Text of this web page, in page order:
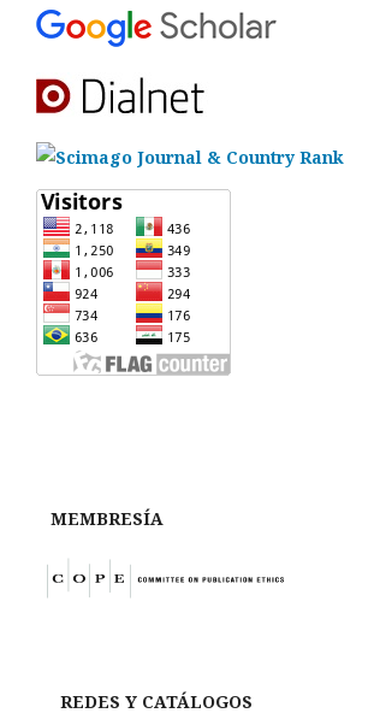
MEMBRESÍA
REDES Y CATÁLOGOS